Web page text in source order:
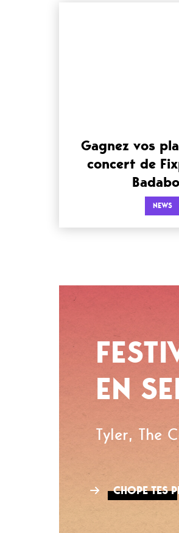
Gagnez vos
concert de
NEWS
EN
Tyler, The
CHOPE TES